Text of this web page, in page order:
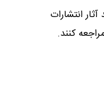
انتشارات